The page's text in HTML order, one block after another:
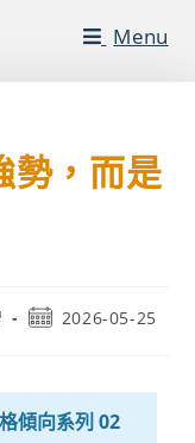
Menu
勢，而是
2026-05-25
傾向系列 02